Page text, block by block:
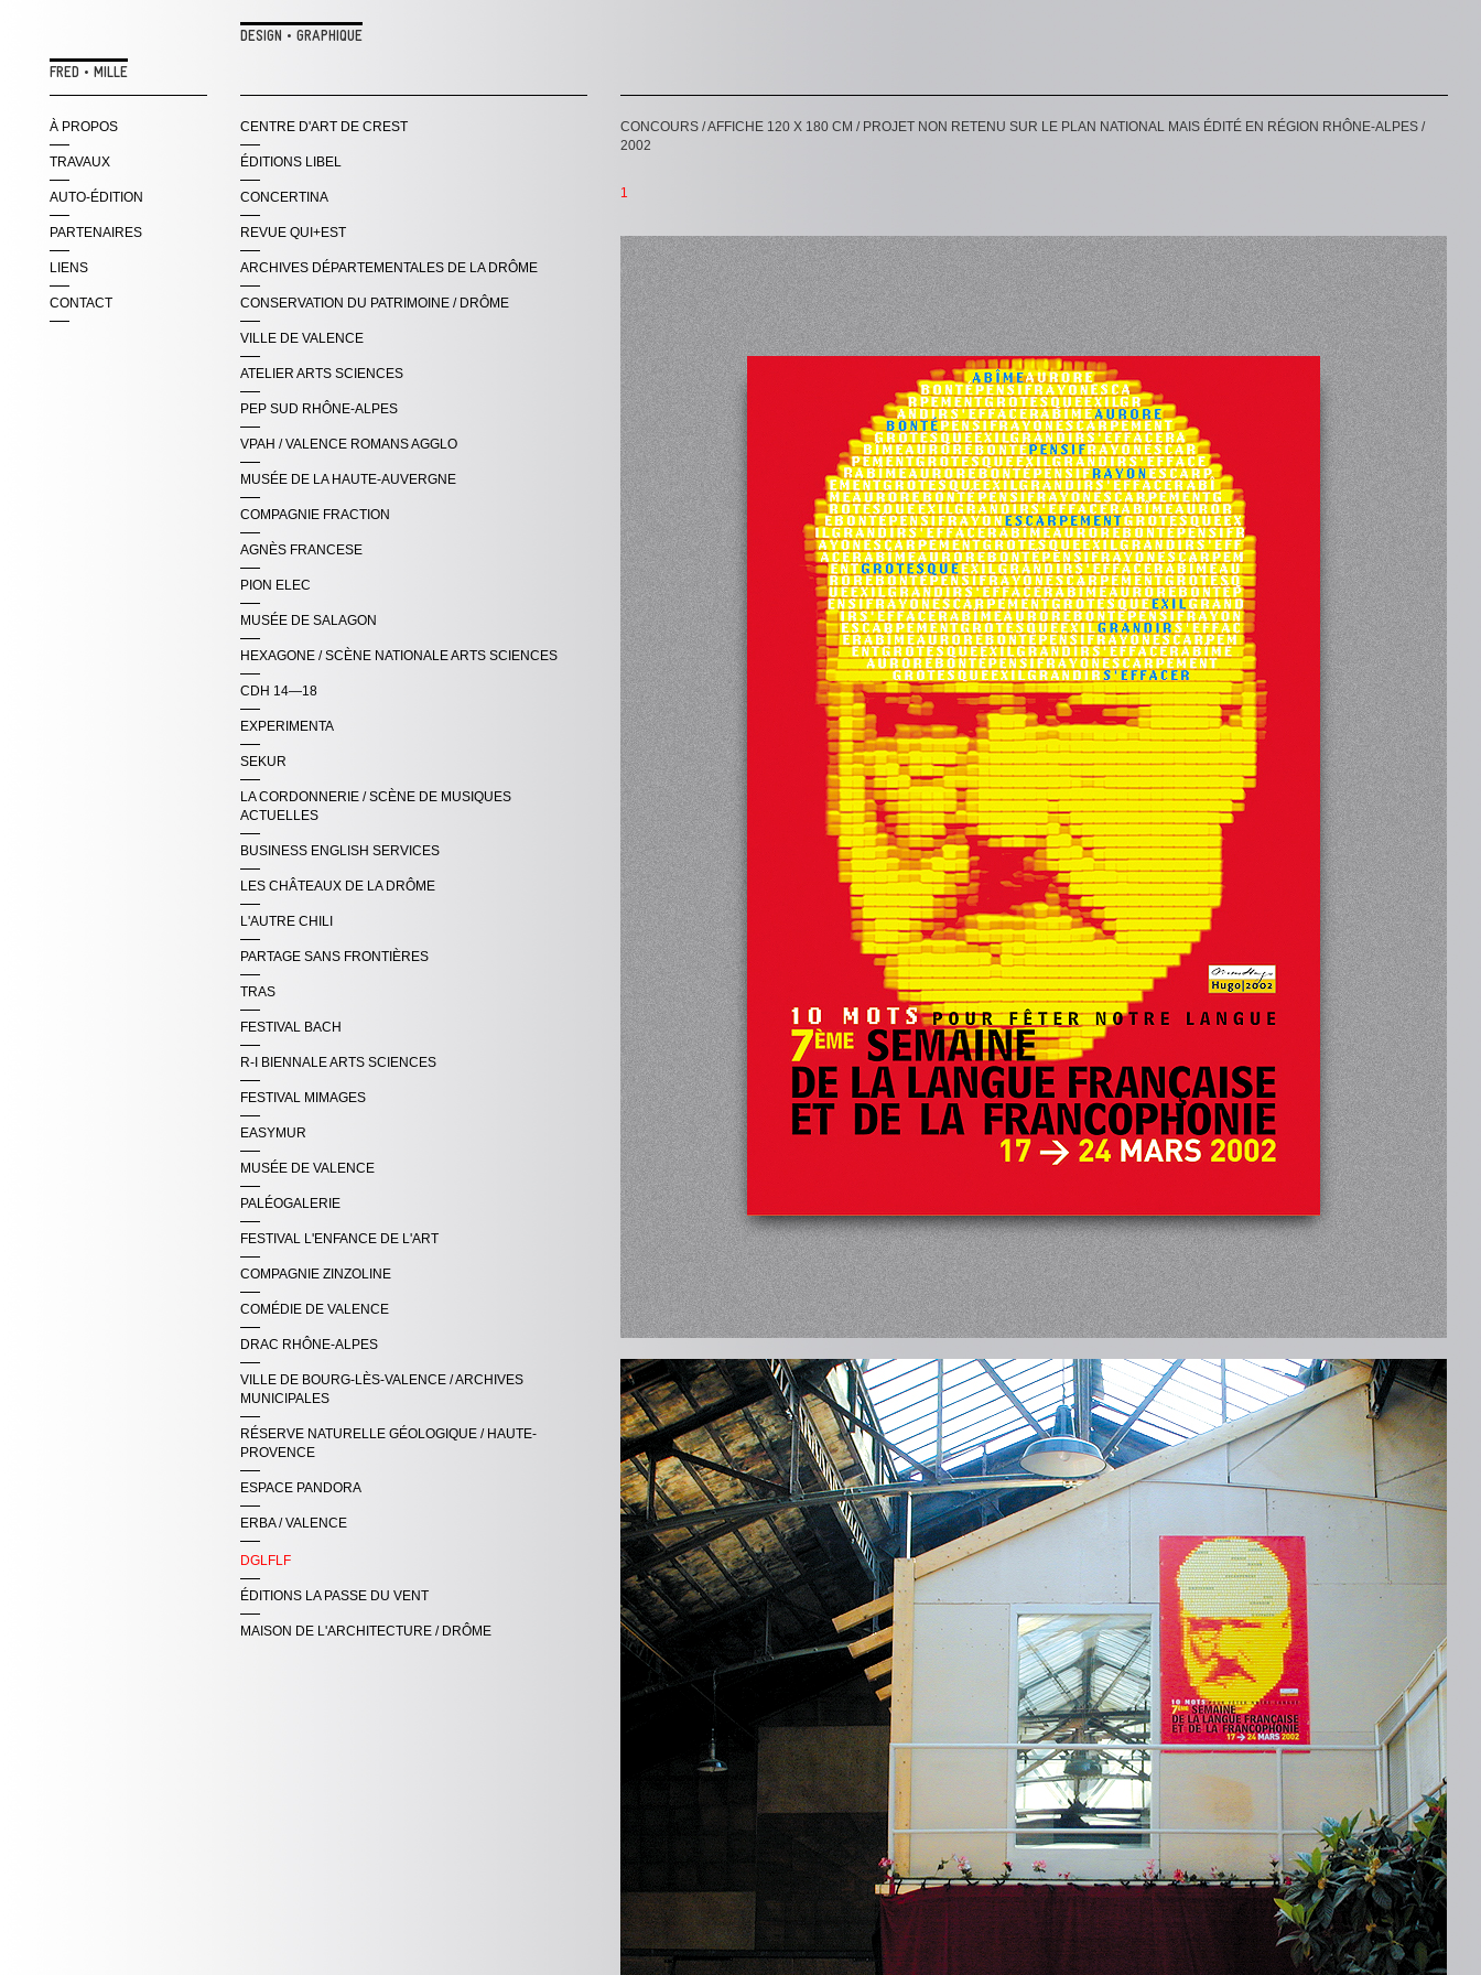
DESIGN • GRAPHIQUE
FRED • MILLE
À PROPOS
TRAVAUX
AUTO-ÉDITION
PARTENAIRES
LIENS
CONTACT
CENTRE D'ART DE CREST
ÉDITIONS LIBEL
CONCERTINA
REVUE QUI+EST
ARCHIVES DÉPARTEMENTALES DE LA DRÔME
CONSERVATION DU PATRIMOINE / DRÔME
VILLE DE VALENCE
ATELIER ARTS SCIENCES
PEP SUD RHÔNE-ALPES
VPAH / VALENCE ROMANS AGGLO
MUSÉE DE LA HAUTE-AUVERGNE
COMPAGNIE FRACTION
AGNÈS FRANCESE
PION ELEC
MUSÉE DE SALAGON
HEXAGONE / SCÈNE NATIONALE ARTS SCIENCES
CDH 14—18
EXPERIMENTA
SEKUR
LA CORDONNERIE / SCÈNE DE MUSIQUES
ACTUELLES
BUSINESS ENGLISH SERVICES
LES CHÂTEAUX DE LA DRÔME
L'AUTRE CHILI
PARTAGE SANS FRONTIÈRES
TRAS
FESTIVAL BACH
R-I BIENNALE ARTS SCIENCES
FESTIVAL MIMAGES
EASYMUR
MUSÉE DE VALENCE
PALÉOGALERIE
FESTIVAL L'ENFANCE DE L'ART
COMPAGNIE ZINZOLINE
COMÉDIE DE VALENCE
DRAC RHÔNE-ALPES
VILLE DE BOURG-LÈS-VALENCE / ARCHIVES
MUNICIPALES
RÉSERVE NATURELLE GÉOLOGIQUE / HAUTE-
PROVENCE
ESPACE PANDORA
ERBA / VALENCE
DGLFLF
ÉDITIONS LA PASSE DU VENT
MAISON DE L'ARCHITECTURE / DRÔME
CONCOURS / AFFICHE 120 X 180 CM / PROJET NON RETENU SUR LE PLAN NATIONAL MAIS ÉDITÉ EN RÉGION RHÔNE-ALPES /
2002
1